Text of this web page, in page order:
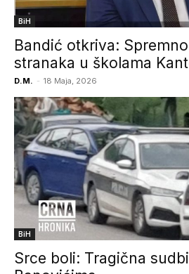
BiH
Bandić otkriva:
stranaka u školama
D.M. - 18 Maja, 2026
BiH
Srce boli: Tragična